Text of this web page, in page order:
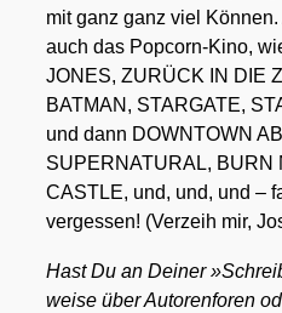
mit ganz ganz viel
auch das Pop­corn-Kino,
JONES, ZURÜCK IN DIE
BATMAN, STARGATE,
und dann DOWNTOWN
SUPERNATURAL, BURN
CASTLE, und, und, und –
ver­ges­sen! (Ver­zeih mir,
Hast Du an Dei­ner
wei­se über Autoren­fo­ren